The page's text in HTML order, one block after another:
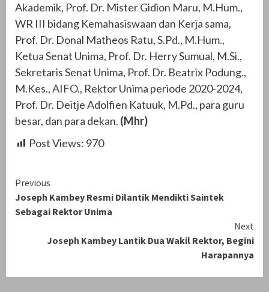
Akademik, Prof. Dr. Mister Gidion Maru, M.Hum.,
WR III bidang Kemahasiswaan dan Kerja sama,
Prof. Dr. Donal Matheos Ratu, S.Pd., M.Hum.,
Ketua Senat Unima, Prof. Dr. Herry Sumual, M.Si.,
Sekretaris Senat Unima, Prof. Dr. Beatrix Podung.,
M.Kes., AIFO., Rektor Unima periode 2020-2024,
Prof. Dr. Deitje Adolfien Katuuk, M.Pd., para guru
besar, dan para dekan. (Mhr)
Post Views: 970
Continue
Reading
Previous
Joseph Kambey Resmi Dilantik Mendikti Saintek
Sebagai Rektor Unima
Next
Joseph Kambey Lantik Dua Wakil Rektor, Begini
Harapannya